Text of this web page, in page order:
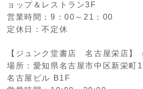
ョップ＆レストラン3F
営業時間：9：00～21：00
定休日：不定休
【ジュンク堂書店 名古屋栄店】
場所：愛知県名古屋市中区新栄
名古屋ビル B1F